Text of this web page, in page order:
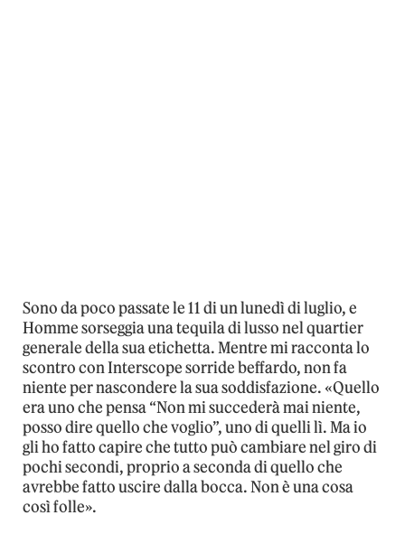
Sono da poco passate le 11 di un lunedì di luglio, e
Homme sorseggia una tequila di lusso nel quartier
generale della sua etichetta. Mentre mi racconta lo
scontro con Interscope sorride beffardo, non fa
niente per nascondere la sua soddisfazione. «Quello
era uno che pensa “Non mi succederà mai niente,
posso dire quello che voglio”, uno di quelli lì. Ma io
gli ho fatto capire che tutto può cambiare nel giro di
pochi secondi, proprio a seconda di quello che
avrebbe fatto uscire dalla bocca. Non è una cosa
così folle».